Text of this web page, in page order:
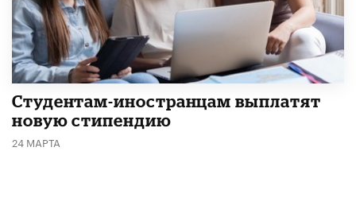
Студентам-иностранцам выплатят
новую стипендию
24 МАРТА